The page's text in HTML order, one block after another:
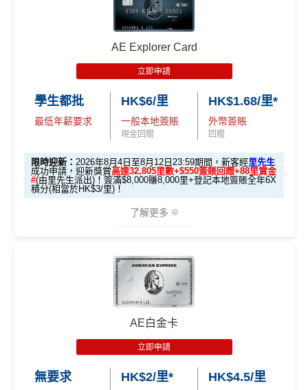
AE Explorer Card
立即申請
學生都批
最低年薪要求
HK$6/里
一般本地簽賬
現金回贈
HK$1.68/里*
外幣簽賬
回贈
限時迎新： 2026年8月4日至8月12日23:59期間，新客經里先生
成功申請，迎新獎賞高達32,805里數+$550簽賬回贈+88里賞金
#(由里先生派出)！簽滿$8,000賺8,000里+登記本地簽賬全年6X
積分(相當於HK$3/里)！
了解更多
條件 (於首3個月內
🎯 第一階段：開卡必做 (登記特別優惠)
AE白金卡
立即申請
無要求 HK$2/里* HK$4.5/里